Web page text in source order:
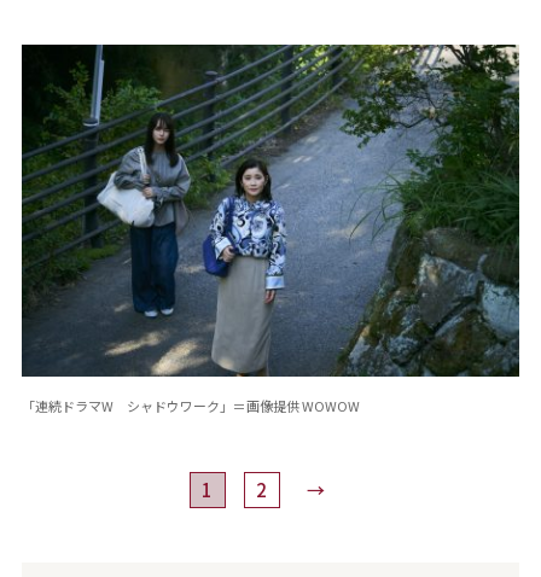
「連続ドラマW シャドウワーク」＝画像提供 WOWOW
1 2 →